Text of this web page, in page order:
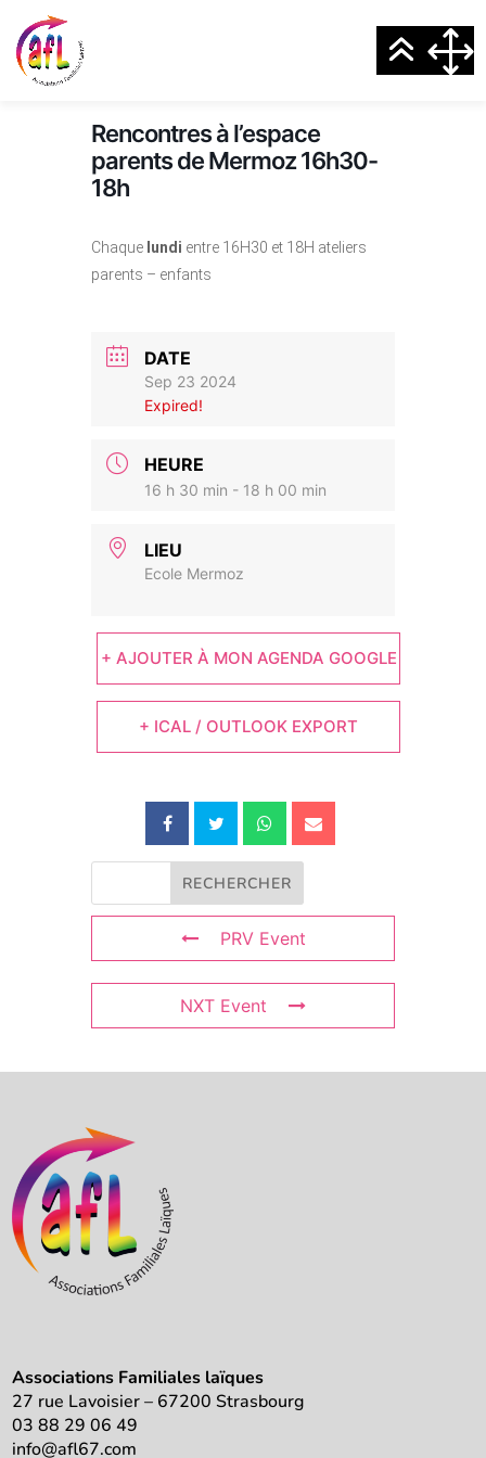
Rencontres à l’espace
parents de Mermoz 16h30-
18h
Chaque lundi entre 16H30 et 18H ateliers
parents – enfants
DATE
Sep 23 2024
Expired!
HEURE
16 h 30 min - 18 h 00 min
LIEU
Ecole Mermoz
+ AJOUTER À MON AGENDA GOOGLE
+ ICAL / OUTLOOK EXPORT
PRV Event
NXT Event
Associations Familiales laïques
27 rue Lavoisier – 67200 Strasbourg
03 88 29 06 49
info@afl67.com